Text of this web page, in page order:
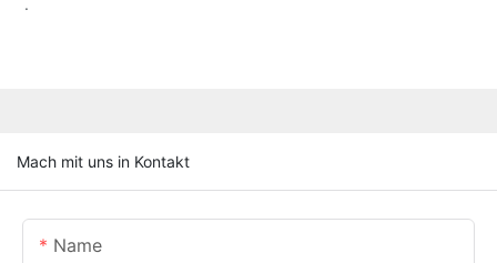
.
Mach mit uns in Kontakt
Name